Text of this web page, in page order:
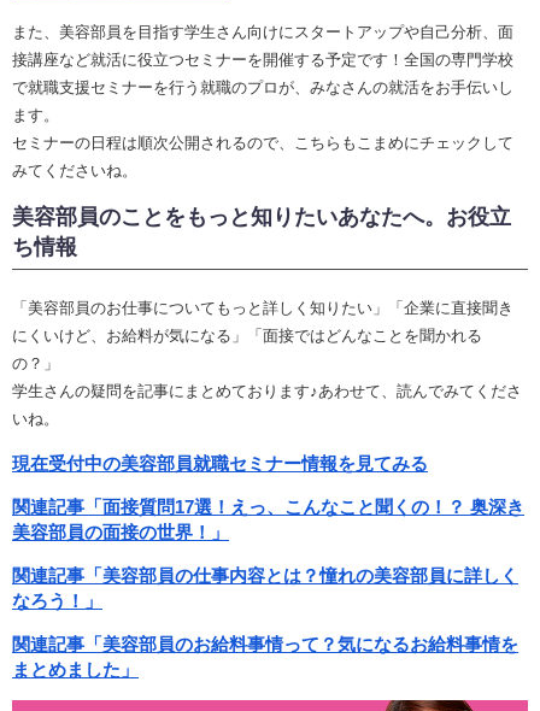
また、美容部員を目指す学生さん向けにスタートアップや自己分析、面
接講座など就活に役立つセミナーを開催する予定です！全国の専門学校
で就職支援セミナーを行う就職のプロが、みなさんの就活をお手伝いし
ます。
セミナーの日程は順次公開されるので、こちらもこまめにチェックして
みてくださいね。
美容部員のことをもっと知りたいあなたへ。お役立
ち情報
「美容部員のお仕事についてもっと詳しく知りたい」「企業に直接聞き
にくいけど、お給料が気になる」「面接ではどんなことを聞かれる
の？」
学生さんの疑問を記事にまとめております♪あわせて、読んでみてくださ
いね。
現在受付中の美容部員就職セミナー情報を見てみる
関連記事「面接質問17選！えっ、こんなこと聞くの！？ 奥深き
美容部員の面接の世界！」
関連記事「美容部員の仕事内容とは？憧れの美容部員に詳しく
なろう！」
関連記事「美容部員のお給料事情って？気になるお給料事情を
まとめました」